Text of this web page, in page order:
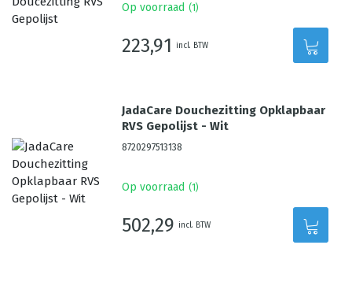
Op voorraad (1 )
223,91 incl. BTW
JadaCare Douchezitting Opklapbaar
RVS Gepolijst - Wit
8720297513138
Op voorraad (1 )
502,29 incl. BTW